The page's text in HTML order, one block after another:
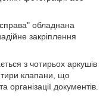
обладнана
закріплення
з чотирьох аркушів
клапани, що
документів.